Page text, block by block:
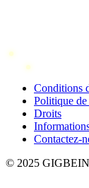
Conditions
Politique
Droits
Contactez-
© 2025